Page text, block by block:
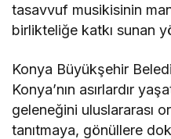
tasavvuf musikisinin
birlikteliğe katkı sunan
Konya Büyükşehir
Konya’nın asırlardır
geleneğini uluslararası
tanıtmaya, gönüllere